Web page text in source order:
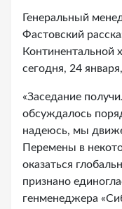
Генеральный
Фастовский
Континентальной
сегодня, 24
«Заседание
обсуждалось
надеюсь, мы
Перемены в
оказаться
признано
генменеджера